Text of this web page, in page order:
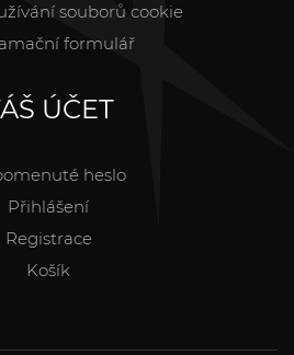
souborů cookie
formulář
ÚČET
heslo
Přihlášení
Registrace
Košík